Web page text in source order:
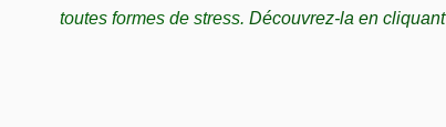
toutes formes de stress. Découvrez-la en cliquant